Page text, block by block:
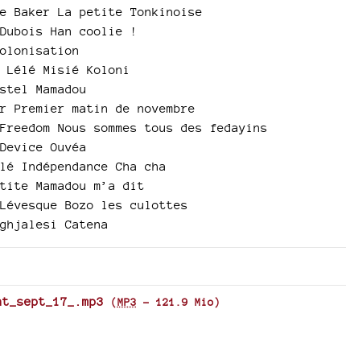
Baker La petite Tonkinoise
Han coolie !
Lélé Misié Koloni
Mamadou
Premier matin de novembre
Nous sommes tous des fedayins
Ouvéa
Indépendance Cha cha
Mamadou m’a dit
Lévesque Bozo les culottes
Catena
(MP3 - 121.9 Mio)